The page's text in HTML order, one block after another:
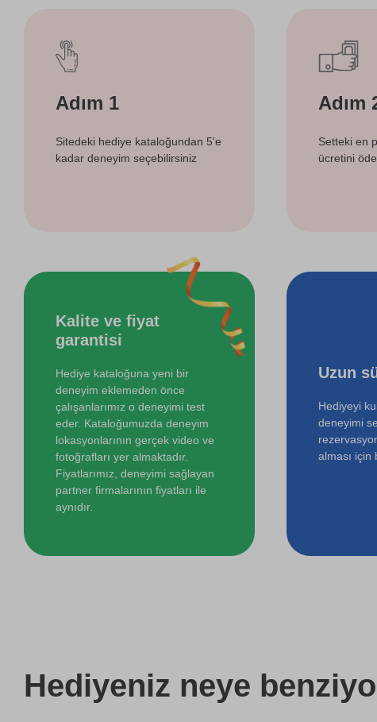
Adım 1
Sitedeki hediye kataloğundan 5'e
kadar deneyim seçebilirsiniz
Adım
Setteki en
ücretini
Kalite ve fiyat
garantisi
Hediye kataloğuna yeni bir
deneyim eklemeden önce
çalışanlarımız o deneyimi test
eder. Kataloğumuzda deneyim
lokasyonlarının gerçek video ve
fotoğrafları yer almaktadır.
Fiyatlarımız, deneyimi sağlayan
partner firmalarının fiyatları ile
aynıdır.
Uzun
Hediyeyi
deneyimi
alması için
Hediyeniz neye